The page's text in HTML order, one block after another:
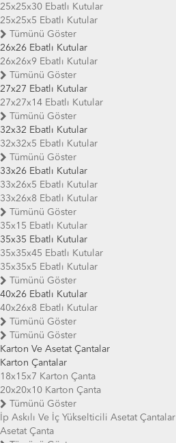
25x25x30 Ebatlı Kutular
25x25x5 Ebatlı Kutular
Tümünü Göster
26x26 Ebatlı Kutular
26x26x9 Ebatlı Kutular
Tümünü Göster
27x27 Ebatlı Kutular
27x27x14 Ebatlı Kutular
Tümünü Göster
32x32 Ebatlı Kutular
32x32x5 Ebatlı Kutular
Tümünü Göster
33x26 Ebatlı Kutular
33x26x5 Ebatlı Kutular
33x26x8 Ebatlı Kutular
Tümünü Göster
35x15 Ebatlı Kutular
35x35 Ebatlı Kutular
35x35x45 Ebatlı Kutular
35x35x5 Ebatlı Kutular
Tümünü Göster
40x26 Ebatlı Kutular
40x26x8 Ebatlı Kutular
Tümünü Göster
Tümünü Göster
Karton Ve Asetat Çantalar
Karton Çantalar
18x15x7 Karton Çanta
20x20x10 Karton Çanta
Tümünü Göster
İp Askılı Ve İç Yükselticili Asetat Çantalar
Asetat Çanta